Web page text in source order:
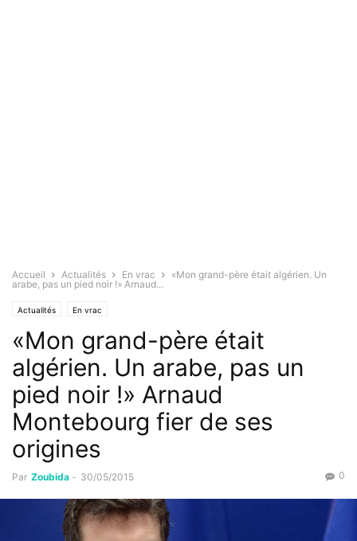
Accueil Actualités En vrac
«Mon grand-père était algérien. Un
arabe, pas un pied noir !» Arnaud...
Actualités En vrac
«Mon grand-père était
algérien. Un arabe, pas un
pied noir !» Arnaud
Montebourg fier de ses
origines
Par Zoubida - 30/05/2015 0